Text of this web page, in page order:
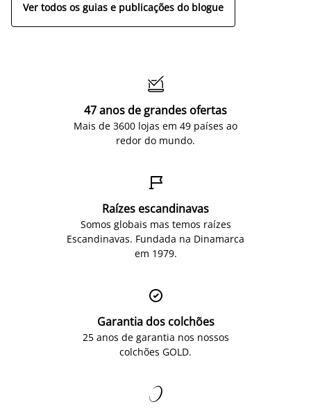
Ver todos os guias e publicações do blogue

47 anos de grandes ofertas
Mais de 3600 lojas em 49 países ao
redor do mundo.

Raízes escandinavas
Somos globais mas temos raízes
Escandinavas. Fundada na Dinamarca
em 1979.

Garantia dos colchões
25 anos de garantia nos nossos
colchões GOLD.
